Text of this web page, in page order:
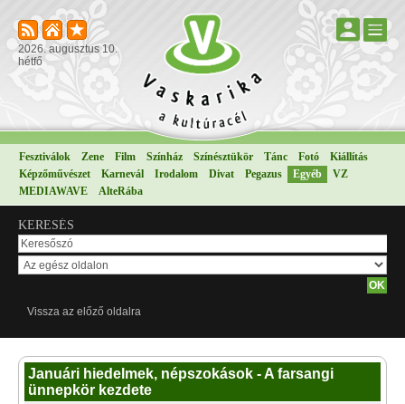
2026. augusztus 10.
hétfő
Fesztiválok Zene Film Színház Színésztükör Tánc Fotó
Kiállítás
Képzőművészet
Karnevál Irodalom Divat Pegazus Egyéb
VZ
MEDIAWAVE
AlteRába
KERESÉS
Vissza az előző oldalra
Januári hiedelmek, népszokások - A farsangi
ünnepkör kezdete